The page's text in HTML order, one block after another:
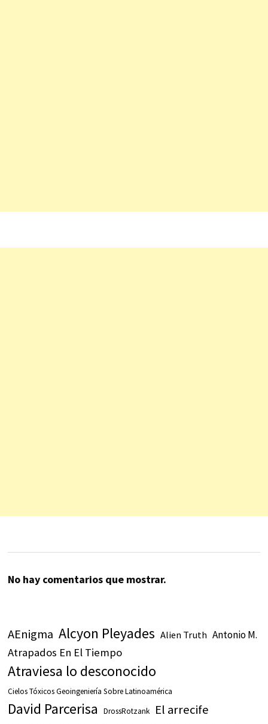
No hay comentarios que mostrar.
AEnigma Alcyon Pleyades Alien Truth Antonio M.
Atrapados En El Tiempo
Atraviesa lo desconocido
Cielos Tóxicos Geoingeniería Sobre Latinoamérica
David Parcerisa DrossRotzank El arrecife